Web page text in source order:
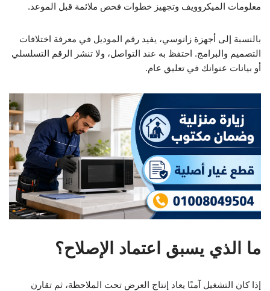
معلومات الميكروويف وتجهيز خطوات فحص ملائمة قبل الموعد.
بالنسبة إلى أجهزة زانوسي، يفيد رقم الموديل في معرفة اختلافات
التصميم والبرامج. احتفظ به عند التواصل، ولا تنشر الرقم التسلسلي
أو بيانات عنوانك في تعليق عام.
ما الذي يسبق اعتماد الإصلاح؟
إذا كان التشغيل آمنًا يعاد إنتاج العرض تحت الملاحظة، ثم تقارن